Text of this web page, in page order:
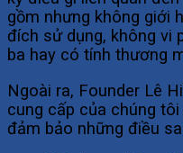
gồm nhưng không giới
đích sử dụng, không vi
ba hay có tính thương
Ngoài ra, Founder Lê
cung cấp của chúng
đảm bảo những điều